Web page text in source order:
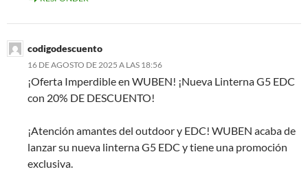
codigodescuento
16 DE AGOSTO DE 2025 A LAS 18:56
¡Oferta Imperdible en WUBEN! ¡Nueva Linterna G5 EDC
con 20% DE DESCUENTO!
¡Atención amantes del outdoor y EDC! WUBEN acaba de
lanzar su nueva linterna G5 EDC y tiene una promoción
exclusiva.